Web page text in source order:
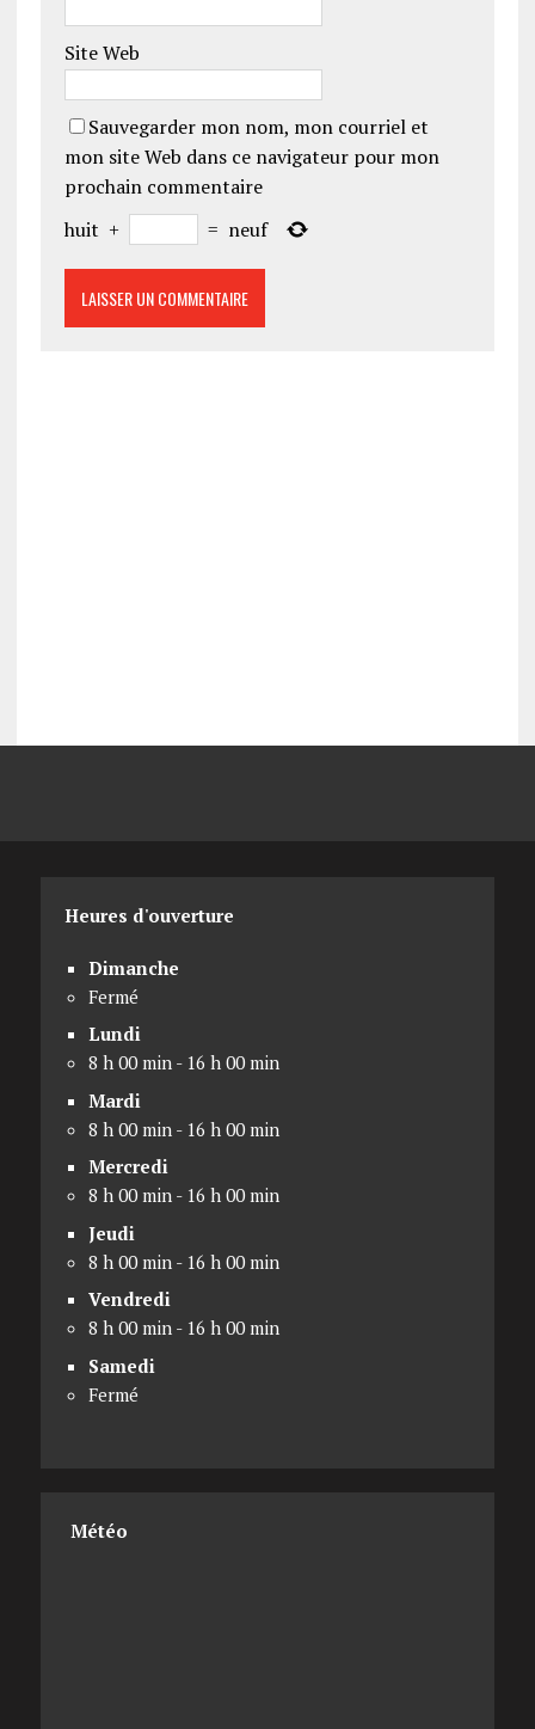
Site Web
Sauvegarder mon nom, mon courriel et
mon site Web dans ce navigateur pour mon
prochain commentaire
huit + = neuf
Heures d'ouverture
Dimanche
Fermé
Lundi
8 h 00 min - 16 h 00 min
Mardi
8 h 00 min - 16 h 00 min
Mercredi
8 h 00 min - 16 h 00 min
Jeudi
8 h 00 min - 16 h 00 min
Vendredi
8 h 00 min - 16 h 00 min
Samedi
Fermé
Météo